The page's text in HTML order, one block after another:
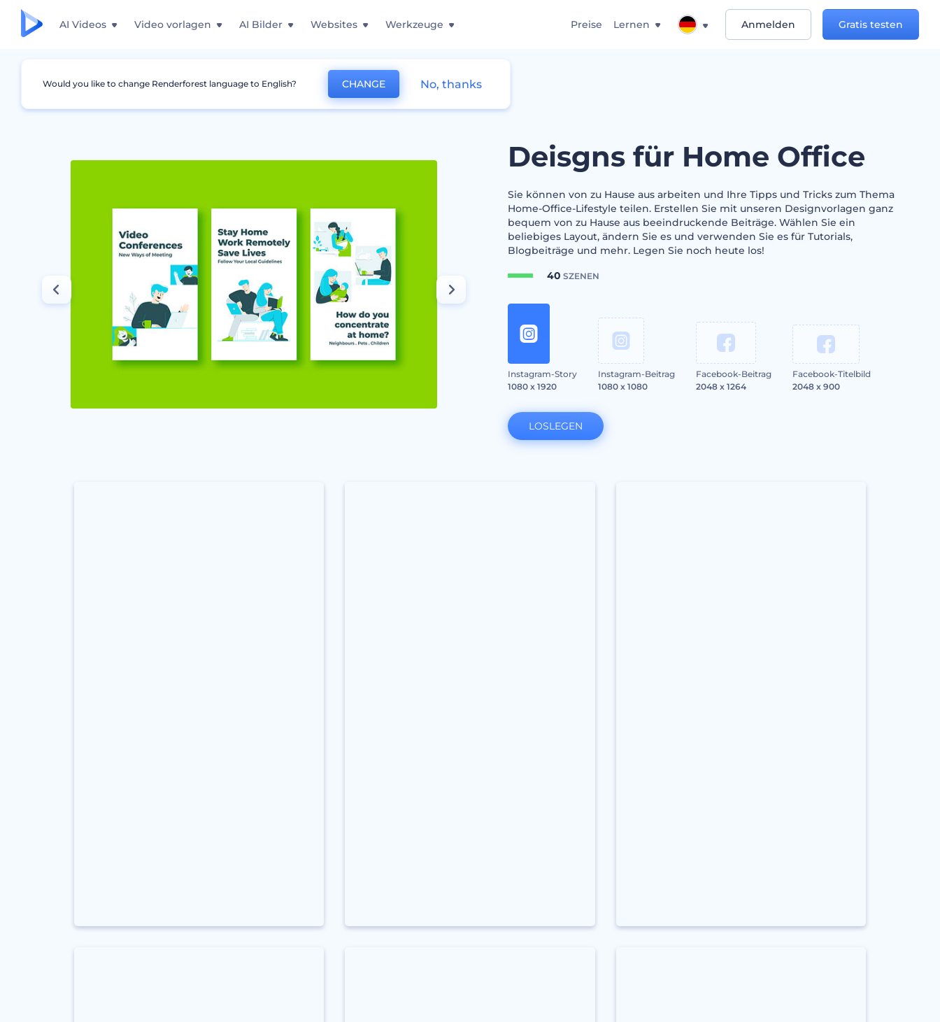
AI Videos Video vorlagen AI Bilder Websites Werkzeuge Preise Lernen Anmelden Gratis testen
Grafiken Instagram Story Deisgns für Home Office
Deisgns für Home Office
Sie können von zu Hause aus arbeiten und Ihre Tipps und Tricks zum Thema
Home-Office-Lifestyle teilen. Erstellen Sie mit unseren Designvorlagen ganz
bequem von zu Hause aus beeindruckende Beiträge. Wählen Sie ein
beliebiges Layout, ändern Sie es und verwenden Sie es für Tutorials,
Blogbeiträge und mehr. Legen Sie noch heute los!
40 SZENEN
Instagram-Story
1080 x 1920
Instagram-Beitrag
1080 x 1080
Facebook-Beitrag
2048 x 1264
Facebook-Titelbild
2048 x 900
LOSLEGEN
Would you like to change Renderforest language to English? CHANGE No, thanks